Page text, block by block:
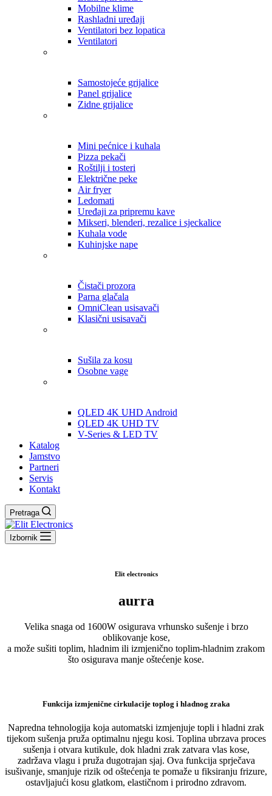
Mobilne klime
Rashladni uređaji
Ventilatori bez lopatica
Ventilatori
Samostojeće grijalice
Panel grijalice
Zidne grijalice
Mini pećnice i kuhala
Pizza pekači
Roštilji i tosteri
Električne peke
Air fryer
Ledomati
Uređaji za pripremu kave
Mikseri, blenderi, rezalice i sjeckalice
Kuhala vode
Kuhinjske nape
Čistači prozora
Parna glačala
OmniClean usisavači
Klasični usisavači
Sušila za kosu
Osobne vage
QLED 4K UHD Android
QLED 4K UHD TV
V-Series & LED TV
Katalog
Jamstvo
Partneri
Servis
Kontakt
Pretraga
Izbornik
Elit electronics
aurra
Velika snaga od 1600W osigurava vrhunsko sušenje i brzo
oblikovanje kose,
a može sušiti toplim, hladnim ili izmjenično toplim-hladnim zrakom
što osigurava manje oštećenje kose.
Funkcija izmjenične cirkulacije toplog i hladnog zraka
Napredna tehnologija koja automatski izmjenjuje topli i hladni zrak
tijekom sušenja pruža optimalnu njegu kosi. Toplina ubrzava proces
sušenja i otvara kutikule, dok hladni zrak zatvara vlas kose,
zadržava vlagu i pruža dugotrajan sjaj. Ova funkcija sprječava
isušivanje, smanjuje rizik od oštećenja te pomaže u fiksiranju frizure,
ostavljajući kosu glatkom, elastičnom i prirodno zdravom.